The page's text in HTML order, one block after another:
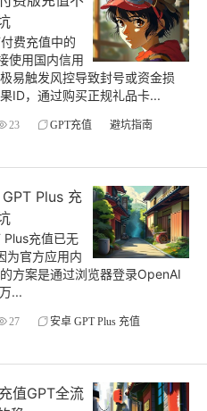
费充值中的
使用国内信用
易触发风控导致封号或资金损
ID，通过购买正规礼品卡...
23 GPT充值
避坑指南
Plus 充
充值已无
为官方应用内
方案是通过浏览器登录OpenAI
...
27
安卓 GPT Plus 充值
值GPT全流